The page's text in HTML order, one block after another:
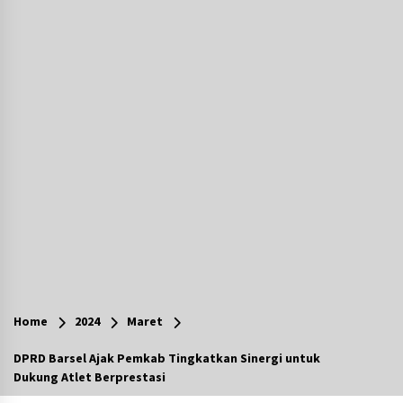
Balangan Boyong Trofi Juara Pertama Lomba
B2SA Kalsel
Tingkatkan SDM Lokal, BIS Group Luncurkan
Program Pelatihan Operator Alat Berat GTO
Home 2024 Maret
DPRD Barsel Ajak Pemkab Tingkatkan Sinergi untuk
Dukung Atlet Berprestasi